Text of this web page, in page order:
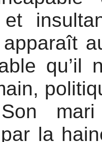
et
qu’il
Son
la